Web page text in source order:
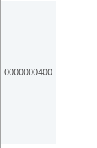
0000000400